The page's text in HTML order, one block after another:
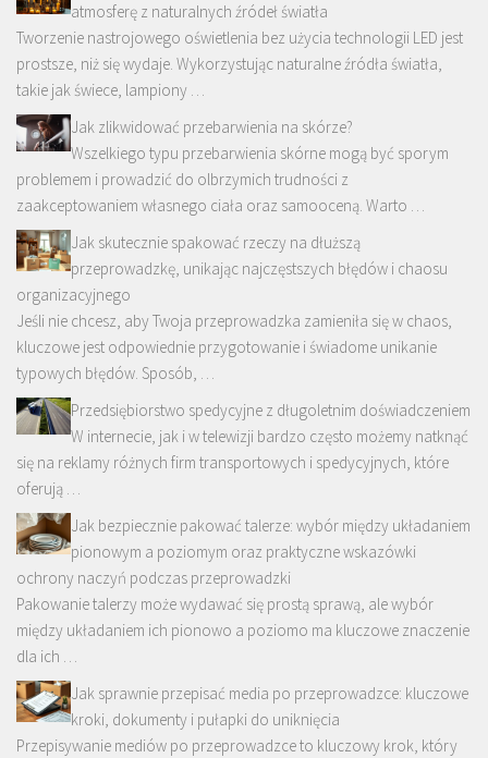
atmosferę z naturalnych źródeł światła
Tworzenie nastrojowego oświetlenia bez użycia technologii LED jest
prostsze, niż się wydaje. Wykorzystując naturalne źródła światła,
takie jak świece, lampiony …
Jak zlikwidować przebarwienia na skórze?
Wszelkiego typu przebarwienia skórne mogą być sporym
problemem i prowadzić do olbrzymich trudności z
zaakceptowaniem własnego ciała oraz samooceną. Warto …
Jak skutecznie spakować rzeczy na dłuższą
przeprowadzkę, unikając najczęstszych błędów i chaosu
organizacyjnego
Jeśli nie chcesz, aby Twoja przeprowadzka zamieniła się w chaos,
kluczowe jest odpowiednie przygotowanie i świadome unikanie
typowych błędów. Sposób, …
Przedsiębiorstwo spedycyjne z długoletnim doświadczeniem
W internecie, jak i w telewizji bardzo często możemy natknąć
się na reklamy różnych firm transportowych i spedycyjnych, które
oferują …
Jak bezpiecznie pakować talerze: wybór między układaniem
pionowym a poziomym oraz praktyczne wskazówki
ochrony naczyń podczas przeprowadzki
Pakowanie talerzy może wydawać się prostą sprawą, ale wybór
między układaniem ich pionowo a poziomo ma kluczowe znaczenie
dla ich …
Jak sprawnie przepisać media po przeprowadzce: kluczowe
kroki, dokumenty i pułapki do uniknięcia
Przepisywanie mediów po przeprowadzce to kluczowy krok, który